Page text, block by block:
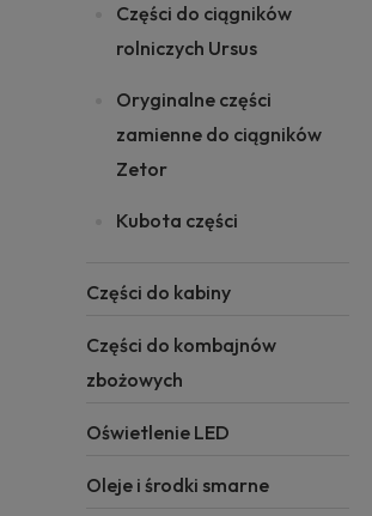
Części do ciągników
rolniczych Ursus
Oryginalne części
zamienne do ciągników
Zetor
Kubota części
Części do kabiny
Części do kombajnów
zbożowych
Oświetlenie LED
Oleje i środki smarne